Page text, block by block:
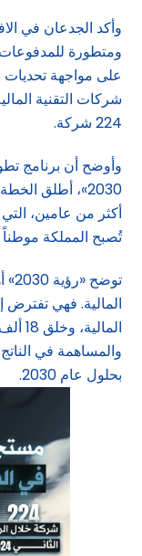
وأكد الجدعان في
ومتطورة
على مواجهة تحديات
شركات التقنية
224 شركة.
وأوضح أن برنامج
2030»، أطلق
أكثر من عامين، التي
تُصبح المملكة موطناً
بحلول عام 2030.